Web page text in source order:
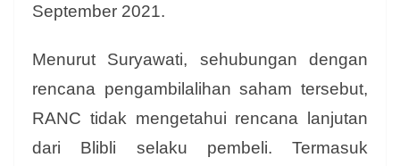
September 2021.
Menurut Suryawati, sehubungan dengan
rencana pengambilalihan saham tersebut,
RANC tidak mengetahui rencana lanjutan
dari Blibli selaku pembeli. Termasuk